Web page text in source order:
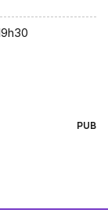
PUB